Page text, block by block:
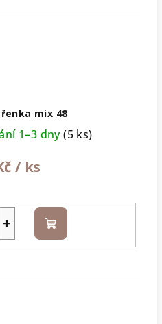
mix 48
1–3 dny(5 ks)
/ ks
+ Do
košíku